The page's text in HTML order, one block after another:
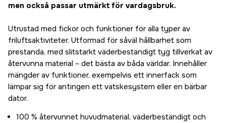
men också passar utmärkt för vardagsbruk.
Utrustad med fickor och funktioner för alla typer av
friluftsaktiviteter. Utformad för såväl hållbarhet som
prestanda, med slitstarkt väderbeständigt tyg tillverkat av
återvunna material – det bästa av båda världar. Innehåller
mängder av funktioner, exempelvis ett innerfack som
lämpar sig för antingen ett vätskesystem eller en bärbar
dator.
100 % återvunnet huvudmaterial, väderbeständigt och